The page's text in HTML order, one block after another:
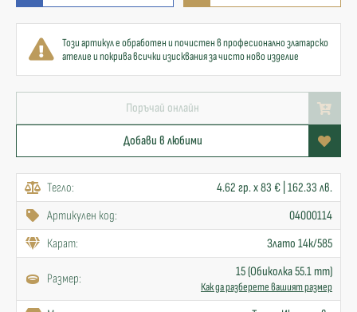
Този артикул е обработен и почистен в професионално златарско
ателие и покрива всички изисквания за чисто ново изделие
Поръчай онлайн
Добави в любими
Тегло:
4.62 гр. x 83 € | 162.33 лв.
Артикулен код:
04000114
Карат:
Злато 14к/585
Размер: 15 (Обиколка 55.1 mm)
Как да разберете вашият размер